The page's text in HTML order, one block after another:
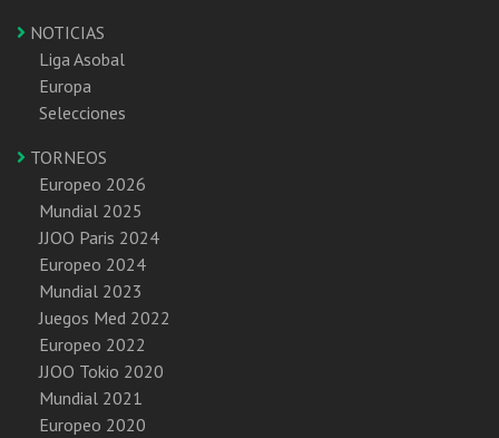
NOTICIAS
Liga Asobal
Europa
Selecciones
TORNEOS
Europeo 2026
Mundial 2025
JJOO Paris 2024
Europeo 2024
Mundial 2023
Juegos Med 2022
Europeo 2022
JJOO Tokio 2020
Mundial 2021
Europeo 2020